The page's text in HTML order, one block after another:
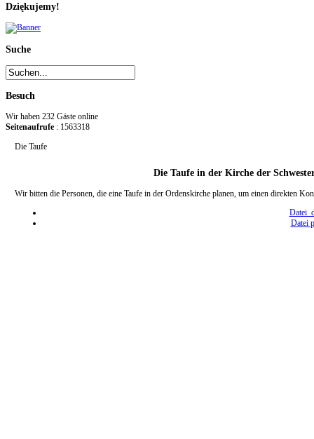
Dziękujemy!
Suche
Besuch
Wir haben 232 Gäste online
Seitenaufrufe : 1563318
Die Taufe
Die Taufe in der Kirche der
Wir bitten die Personen, die eine Taufe in der Ordenskirche planen, um einen direkten
Datei
Datei